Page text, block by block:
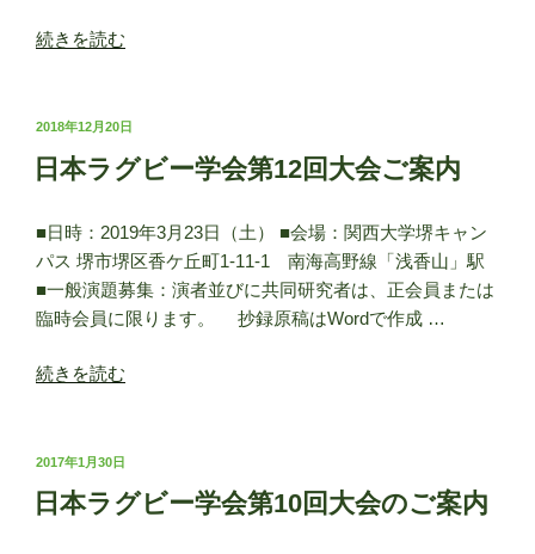
“《開
止》
日
本
グ
ビ
ー
学
第
大
会
続きを読む
投
日:
2018年12月20日
日本ラグビー学会第12回大会ご案内
■日時：2019年3月23日（土） ■会場：関西大学堺キャン
パス 堺市堺区香ケ丘町1-11-1 南海高野線「浅香山」駅
■一般演題募集：演者並びに共同研究者は、正会員または
臨時会員に限ります。 抄録原稿はWordで作成 …
“日
グ
ビ
ー
続きを読む
投
日:
2017年1月30日
日本ラグビー学会第10回大会のご案内